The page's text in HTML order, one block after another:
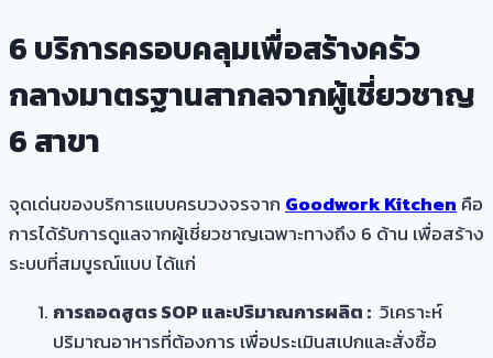
6 บริการครอบคลุมเพื่อสร้างครัว
กลางมาตรฐานสากลจากผู้เชี่ยวชาญ
6 สาขา
จุดเด่นของบริการแบบครบวงจรจาก Goodwork Kitchen คือ
การได้รับการดูแลจากผู้เชี่ยวชาญเฉพาะทางถึง 6 ด้าน เพื่อสร้าง
ระบบที่สมบูรณ์แบบ ได้แก่
การถอดสูตร SOP และปริมาณการผลิต : วิเคราะห์
ปริมาณอาหารที่ต้องการ เพื่อประเมินสเปกและสั่งซื้อ